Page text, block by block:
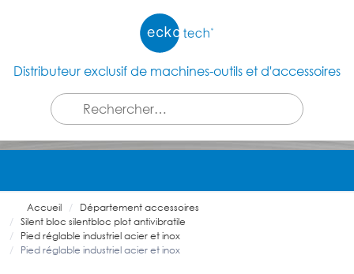
Distributeur exclusif de machines-outils et d'accessoires
Accueil
Département accessoires
Silent bloc silentbloc plot antivibratile
Pied réglable industriel acier et inox
Pied réglable industriel acier et inox